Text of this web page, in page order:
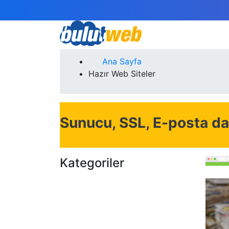
Ana Sayfa
Hazır Web Siteler
Sunucu, SSL, E-posta
Kategoriler